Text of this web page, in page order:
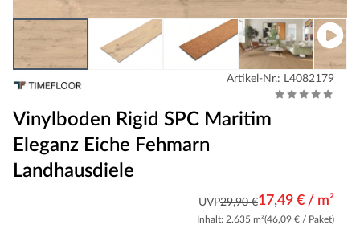
Artikel-Nr.: L4082179
Vinylboden Rigid SPC Maritim
Eleganz Eiche Fehmarn
Landhausdiele
UVP29,90 €17,49 € / m²
Inhalt: 2.635 m²(46,09 € / Paket)